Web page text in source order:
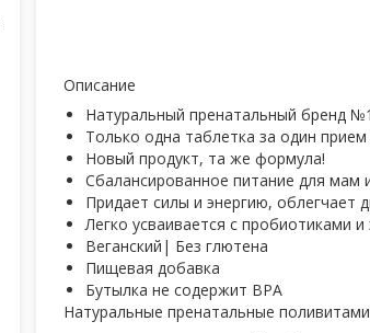
Описание
Натуральный пренатальный бренд №1
Только одна таблетка за один прием
Новый продукт, та же формула!
Сбалансированное питание для мам
Придает силы и энергию, облегчает
Легко усваивается с пробиотиками
Веганский| Без глютена
Пищевая добавка
Бутылка не содержит BPA
Натуральные пренатальные